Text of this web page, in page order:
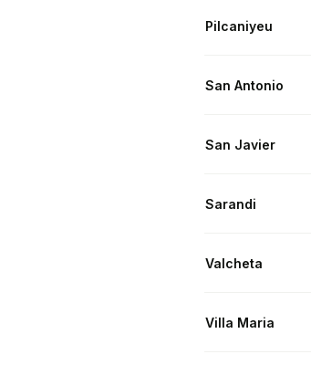
Pilcaniyeu
San Antonio
San Javier
Sarandi
Valcheta
Villa Maria